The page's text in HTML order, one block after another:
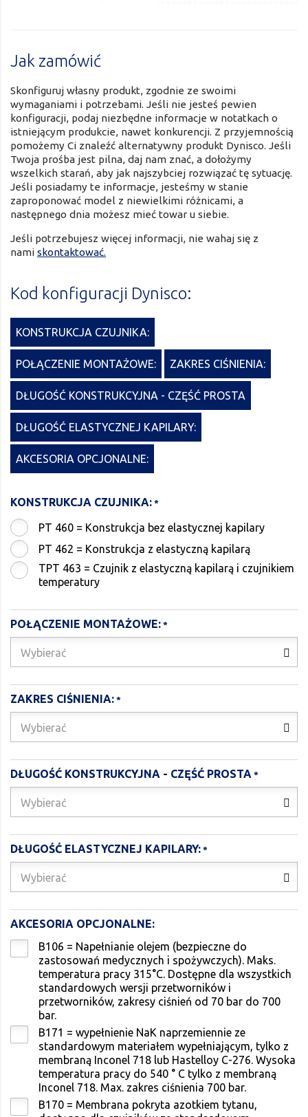
Jak zamówić
Skonfiguruj własny produkt, zgodnie ze swoimi
wymaganiami i potrzebami. Jeśli nie jesteś pewien
konfiguracji, podaj niezbędne informacje w notatkach o
istniejącym produkcie, nawet konkurencji. Z przyjemnością
pomożemy Ci znaleźć alternatywny produkt Dynisco. Jeśli
Twoja prośba jest pilna, daj nam znać, a dołożymy
wszelkich starań, aby jak najszybciej rozwiązać tę sytuację.
Jeśli posiadamy te informacje, jesteśmy w stanie
zaproponować model z niewielkimi różnicami, a
następnego dnia możesz mieć towar u siebie.
Jeśli potrzebujesz więcej informacji, nie wahaj się z
nami skontaktować.
Kod konfiguracji Dynisco:
KONSTRUKCJA CZUJNIKA:
POŁĄCZENIE MONTAŻOWE: ZAKRES CIŚNIENIA:
DŁUGOŚĆ KONSTRUKCYJNA - CZĘŚĆ PROSTA
DŁUGOŚĆ ELASTYCZNEJ KAPILARY:
AKCESORIA OPCJONALNE:
KONSTRUKCJA CZUJNIKA:
PT 460 = Konstrukcja bez elastycznej kapilary
PT 462 = Konstrukcja z elastyczną kapilarą
TPT 463 = Czujnik z elastyczną kapilarą i czujnikiem
temperatury
POŁĄCZENIE MONTAŻOWE:
Wybierać
ZAKRES CIŚNIENIA:
Wybierać
DŁUGOŚĆ KONSTRUKCYJNA - CZĘŚĆ PROSTA
Wybierać
DŁUGOŚĆ ELASTYCZNEJ KAPILARY:
Wybierać
AKCESORIA OPCJONALNE:
B106 = Napełnianie olejem (bezpieczne do
zastosowań medycznych i spożywczych). Maks.
temperatura pracy 315°C. Dostępne dla wszystkich
standardowych wersji przetworników i
przetworników, zakresy ciśnień od 70 bar do 700
bar.
B171 = wypełnienie NaK naprzemiennie ze
standardowym materiałem wypełniającym, tylko z
membraną Inconel 718 lub Hastelloy C-276. Wysoka
temperatura pracy do 540 ° C tylko z membraną
Inconel 718. Max. zakres ciśnienia 700 bar.
B170 = Membrana pokryta azotkiem tytanu,